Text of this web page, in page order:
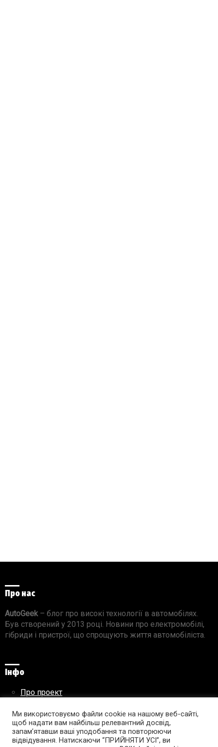
Про нас
AutoGeek– блог про високі технології в автомобілях.
Був створений у 2013 році. Новини про електромобілі,
гібриди і пристрої, що спрощують життя автомобіліста.
Інфо
Про проект
Правила використання матеріалів
Ми використовуємо файли cookie на нашому веб-сайті,
щоб надати вам найбільш релевантний досвід,
запам’ятавши ваші уподобання та повторюючи
відвідування. Натискаючи “ПРИЙНЯТИ УСІ”, ви